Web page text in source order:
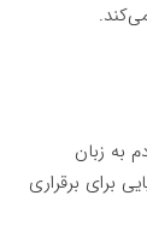
به زبان
برای برقراری